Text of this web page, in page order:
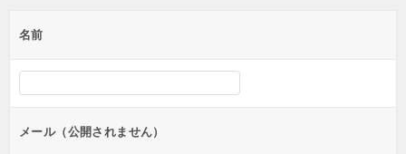
名前
メール（公開されません）